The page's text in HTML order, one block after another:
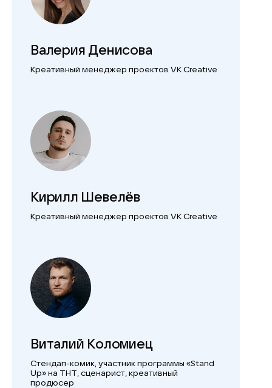
Валерия Денисова
Креативный менеджер проектов VK Creative
Кирилл Шевелёв
Креативный менеджер проектов VK Creative
Виталий Коломиец
Стендап-комик, участник программы «Stand
Up» на ТНТ, сценарист, креативный
продюсер